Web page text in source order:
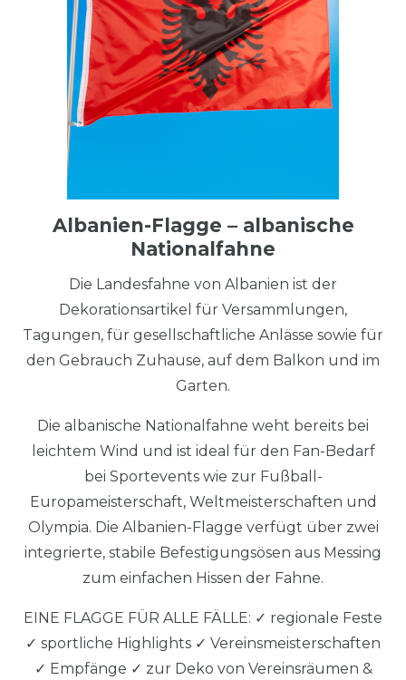
Albanien-Flagge – albanische
Nationalfahne
Die Landesfahne von Albanien ist der
Dekorationsartikel für Versammlungen,
Tagungen, für gesellschaftliche Anlässe sowie für
den Gebrauch Zuhause, auf dem Balkon und im
Garten.
Die albanische Nationalfahne weht bereits bei
leichtem Wind und ist ideal für den Fan-Bedarf
bei Sportevents wie zur Fußball-
Europameisterschaft, Weltmeisterschaften und
Olympia. Die Albanien-Flagge verfügt über zwei
integrierte, stabile Befestigungsösen aus Messing
zum einfachen Hissen der Fahne.
EINE FLAGGE FÜR ALLE FÄLLE: ✓ regionale Feste
✓ sportliche Highlights ✓ Vereinsmeisterschaften
✓ Empfänge ✓ zur Deko von Vereinsräumen &